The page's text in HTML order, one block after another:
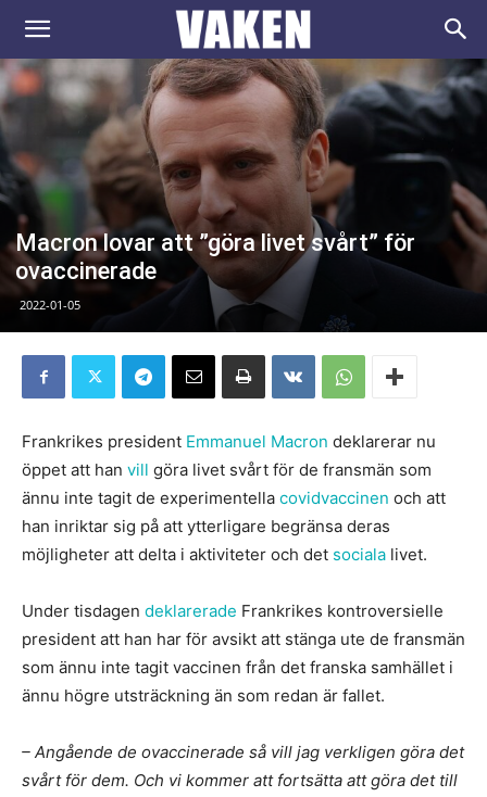
VAKEN.se
Macron lovar att ”göra livet svårt” för
ovaccinerade
2022-01-05
Frankrikes president Emmanuel Macron deklarerar nu
öppet att han vill göra livet svårt för de fransmän som
ännu inte tagit de experimentella covidvaccinen och att
han inriktar sig på att ytterligare begränsa deras
möjligheter att delta i aktiviteter och det sociala livet.
Under tisdagen deklarerade Frankrikes kontroversielle
president att han har för avsikt att stänga ute de fransmän
som ännu inte tagit vaccinen från det franska samhället i
ännu högre utsträckning än som redan är fallet.
– Angående de ovaccinerade så vill jag verkligen göra det
svårt för dem. Och vi kommer att fortsätta att göra det till